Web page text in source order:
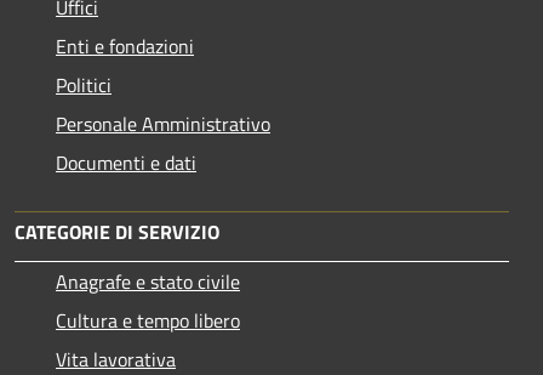
Uffici
Enti e fondazioni
Politici
Personale Amministrativo
Documenti e dati
CATEGORIE DI SERVIZIO
Anagrafe e stato civile
Cultura e tempo libero
Vita lavorativa